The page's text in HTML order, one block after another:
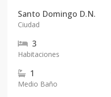
Santo Domingo D.N.
Ciudad
3
Habitaciones
1
Medio Baño